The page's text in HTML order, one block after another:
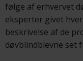
følge af erhvervet
eksperter givet
beskrivelse af de
døvblindblevne set